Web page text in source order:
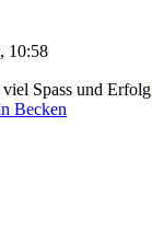
10:58
Spass und Erfolg
Becken